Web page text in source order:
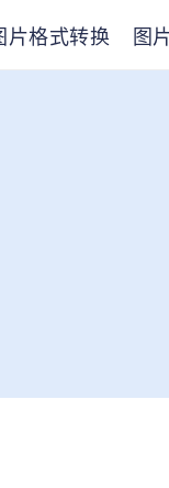
片格式转换 图